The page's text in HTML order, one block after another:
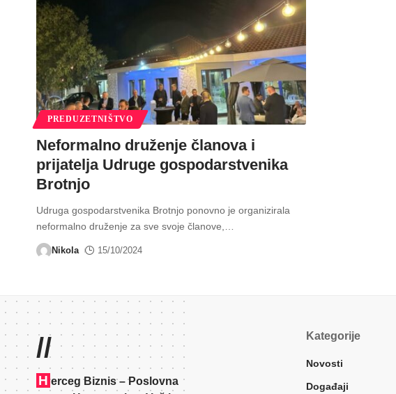
PREDUZETNIŠTVO
Neformalno druženje članova i
prijatelja Udruge gospodarstvenika
Brotnjo
Udruga gospodarstvenika Brotnjo ponovno je organizirala
neformalno druženje za sve svoje članove,
Nikola 15/10/2024
//
H erceg Biznis – Poslovna
Kategorije
Novosti
Događaji